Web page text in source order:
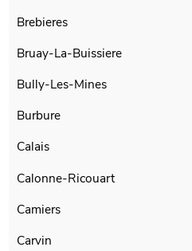
Brebieres
Bruay-La-Buissiere
Bully-Les-Mines
Burbure
Calais
Calonne-Ricouart
Camiers
Carvin